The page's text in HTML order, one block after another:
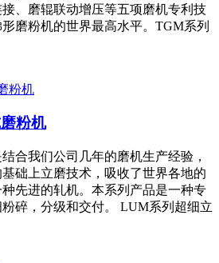
、磨辊联动增压等五项磨机专利技
磨粉机的世界最高水平。TGM系列
粉机
合我们公司几年的磨机生产经验，
础上立磨技术，吸收了世界各地的
先进的轧机。本系列产品是一种专
碎，分级和交付。 LUM系列超细立